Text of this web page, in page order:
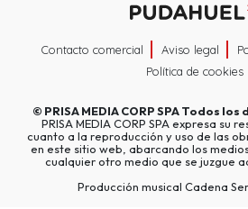
Contacto comercial Aviso legal
Política de cookies
© PRISA MEDIA CORP SPATodos los
PRISA MEDIA CORP SPA expresa su
cuanto a la reproducción y uso de las
en este sitio web, abarcando los
cualquier otro medio que se juzgue
Producción musical Cadena